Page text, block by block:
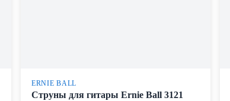
ERNIE BALL
Струны для гитары Ernie Ball 3121